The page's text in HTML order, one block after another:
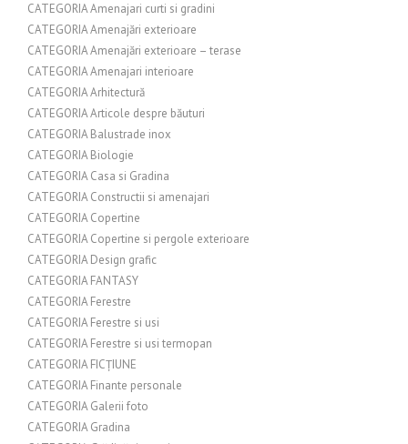
CATEGORIA Amenajari curti si gradini
CATEGORIA Amenajări exterioare
CATEGORIA Amenajări exterioare – terase
CATEGORIA Amenajari interioare
CATEGORIA Arhitectură
CATEGORIA Articole despre băuturi
CATEGORIA Balustrade inox
CATEGORIA Biologie
CATEGORIA Casa si Gradina
CATEGORIA Constructii si amenajari
CATEGORIA Copertine
CATEGORIA Copertine si pergole exterioare
CATEGORIA Design grafic
CATEGORIA FANTASY
CATEGORIA Ferestre
CATEGORIA Ferestre si usi
CATEGORIA Ferestre si usi termopan
CATEGORIA FICȚIUNE
CATEGORIA Finante personale
CATEGORIA Galerii foto
CATEGORIA Gradina